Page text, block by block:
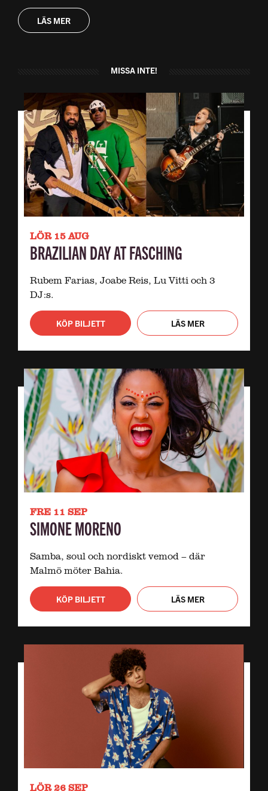
LÄS MER
MISSA INTE!
LÖR 15 AUG
BRAZILIAN DAY AT FASCHING
Rubem Farias, Joabe Reis, Lu Vitti och 3
DJ:s.
KÖP BILJETT LÄS MER
FRE 11 SEP
SIMONE MORENO
Samba, soul och nordiskt vemod – där
Malmö möter Bahia.
KÖP BILJETT LÄS MER
LÖR 26 SEP